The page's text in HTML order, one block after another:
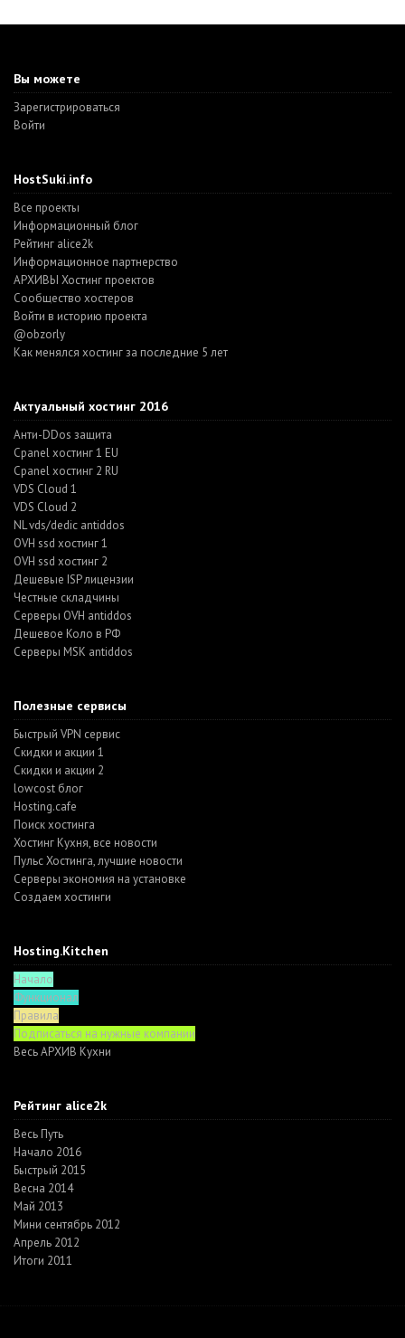
Вы можете
Зарегистрироваться
Войти
HostSuki.info
Все проекты
Информационный блог
Рейтинг alice2k
Информационное партнерство
АРХИВЫ Хостинг проектов
Cообщество хостеров
Войти в историю проекта
@obzorly
Как менялся хостинг за последние 5 лет
Актуальный хостинг 2016
Анти-DDos защита
Cpanel хостинг 1 EU
Cpanel хостинг 2 RU
VDS Cloud 1
VDS Cloud 2
NL vds/dedic antiddos
OVH ssd хостинг 1
OVH ssd хостинг 2
Дешевые ISP лицензии
Честные складчины
Серверы OVH antiddos
Дешевое Коло в РФ
Серверы MSK antiddos
Полезные сервисы
Быстрый VPN сервис
Скидки и акции 1
Скидки и акции 2
lowcost блог
Hosting.cafe
Поиск хостинга
Хостинг Кухня, все новости
Пульс Хостинга, лучшие новости
Серверы экономия на установке
Создаем хостинги
Hosting.Kitchen
Начало
Функционал
Правила
Подписаться на нужные компании
Весь АРХИВ Кухни
Рейтинг alice2k
Весь Путь
Начало 2016
Быстрый 2015
Весна 2014
Май 2013
Мини сентябрь 2012
Апрель 2012
Итоги 2011